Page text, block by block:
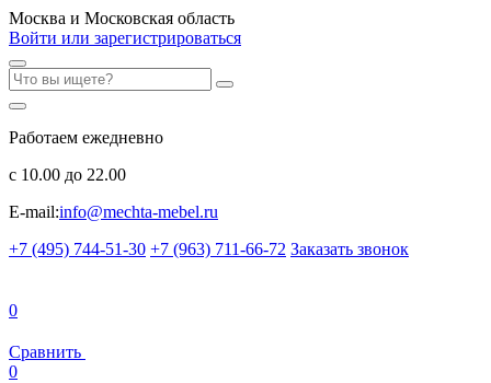
Москва и Московская область
Войти или зарегистрироваться
Работаем ежедневно
с 10.00 до 22.00
E-mail:info@mechta-mebel.ru
+7 (495) 744-51-30 +7 (963) 711-66-72 Заказать звонок
0
Сравнить
0